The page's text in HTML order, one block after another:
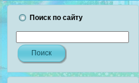
Поиск по сайту